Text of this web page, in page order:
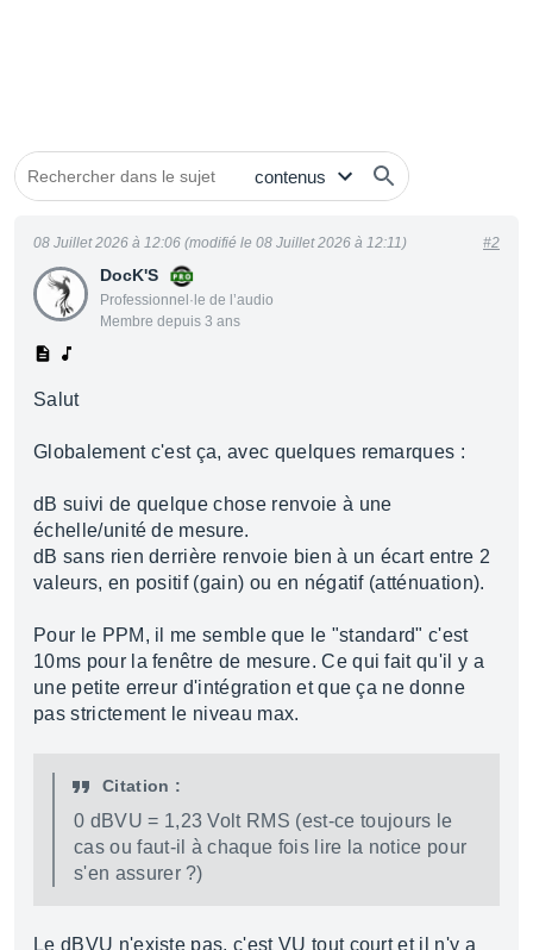
DocK'S
Professionnel·le de l’audio
Membre depuis 3 ans
08 Juillet 2026 à 12:06 (modifié le 08 Juillet 2026 à 12:11) #2
Salut
Globalement c'est ça, avec quelques remarques :
dB suivi de quelque chose renvoie à une
échelle/unité de mesure.
dB sans rien derrière renvoie bien à un écart entre 2
valeurs, en positif (gain) ou en négatif (atténuation).
Pour le PPM, il me semble que le "standard" c'est
10ms pour la fenêtre de mesure. Ce qui fait qu'il y a
une petite erreur d'intégration et que ça ne donne
pas strictement le niveau max.
Citation :
0 dBVU = 1,23 Volt RMS (est-ce toujours le
cas ou faut-il à chaque fois lire la notice pour
s'en assurer ?)
Le dBVU n'existe pas, c'est VU tout court et il n'y a